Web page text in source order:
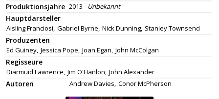
Produktionsjahre 2013 - Unbekannt
Hauptdarsteller
Aisling Franciosi, Gabriel Byrne, Nick Dunning, Stanley Townsend
Produzenten
Ed Guiney, Jessica Pope, Joan Egan, John McColgan
Regisseure
Diarmuid Lawrence, Jim O'Hanlon, John Alexander
Autoren Andrew Davies, Conor McPherson